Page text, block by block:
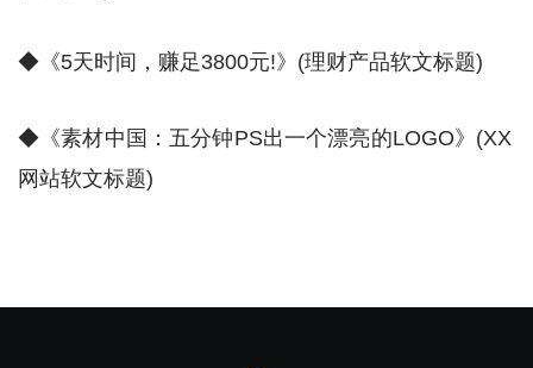
◆《5天时间，赚足3800元!》(理财产品软文标题)
◆《素材中国：五分钟PS出一个漂亮的LOGO》(XX
网站软文标题)